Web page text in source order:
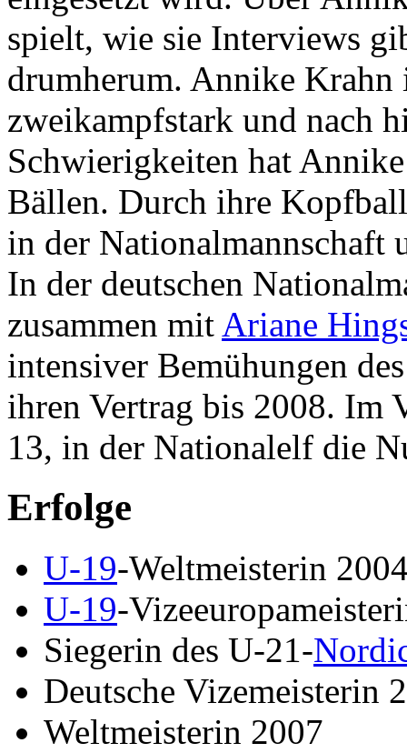
spielt, wie sie Interviews
drumherum. Annike Krahn
zweikampfstark und nach
Schwierigkeiten hat
Bällen. Durch ihre
in der Nationalmannschaft
In der deutschen
zusammen mit Ariane
intensiver Bemühungen
ihren Vertrag bis 2008. Im
13, in der Nationalelf die
Erfolge
U-19-Weltmeisterin
U-19-
Siegerin des U-21-
Deutsche Vizemeisterin
Weltmeisterin 2007